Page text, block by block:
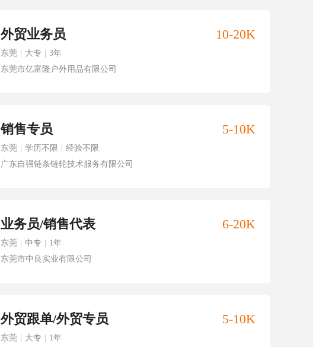
外贸业务员 10-20K
东莞 大专
3年
东莞市亿富隆户外用品有限公司
销售专员 5-10K
东莞 学历不限
经验不限
广东自强链条链轮技术服务有限公司
业务员/销售代表 6-20K
东莞 中专
1年
东莞市中良实业有限公司
外贸跟单/外贸专员 5-10K
东莞 大专
1年